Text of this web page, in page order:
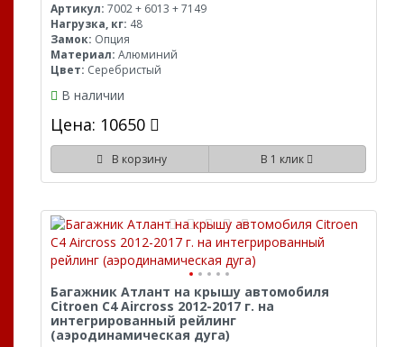
Артикул: 7002 + 6013 + 7149
Нагрузка, кг: 48
Замок: Опция
Материал: Алюминий
Цвет: Серебристый
В наличии
Цена: 10650
В корзину В 1 клик
Багажник Атлант на крышу автомобиля
Citroen C4 Aircross 2012-2017 г. на
интегрированный рейлинг
(аэродинамическая дуга)